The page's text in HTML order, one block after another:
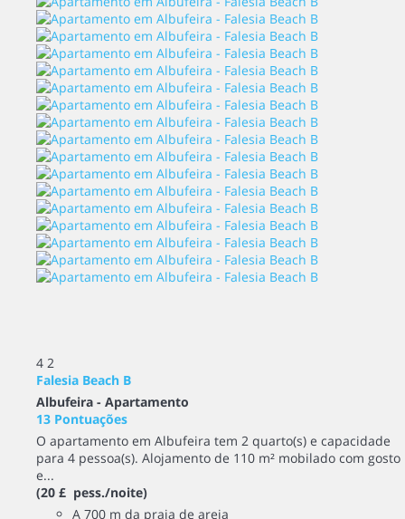
4 2
Falesia Beach B
Albufeira - Apartamento
13 Pontuações
O apartamento em Albufeira tem 2 quarto(s) e capacidade
para 4 pessoa(s). Alojamento de 110 m² mobilado com gosto
e...
(20 £ pess./noite)
A 700 m da praia de areia